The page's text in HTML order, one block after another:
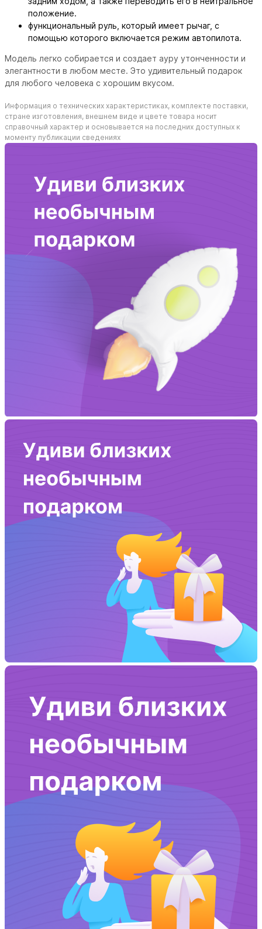
положение.
функциональный руль, который имеет рычаг, с
помощью которого включается режим автопилота.
Модель легко собирается и создает ауру утонченности и
элегантности в любом месте. Это удивительный подарок
для любого человека с хорошим вкусом.
Информация о технических характеристиках, комплекте поставки,
стране изготовления, внешнем виде и цвете товара носит
справочный характер и основывается на последних доступных к
моменту публикации сведениях